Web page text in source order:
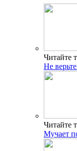
Читайте
Не
Читайте
Мучает